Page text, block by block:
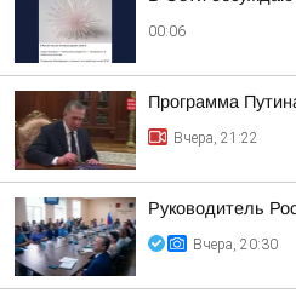
00:06
Программа
Вчера, 21:22
Руководитель
Вчера, 20:30